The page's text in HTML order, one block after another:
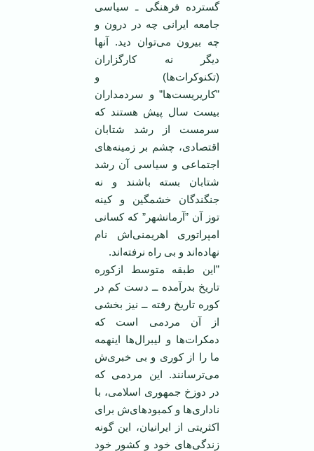
گسترده فرهنگی ـ سیاسی
جامعه ایرانی چه در درون و
چه بیرون می‌توان دید. ‏آنها
دیگر نه كارگزاران
(تكنوكرات‌ها) و
”كاریریست‌ها” و سردمداران
بیست سال پیش هستند كه
سرمست از ‏رشد شتابان
اقتصادی، چشم بر زمینه‌های
اجتماعی و سیاسی آن رشد
شتابان بسته باشند و نه
جنگندگان ‏خشمگین و كینه
توز آن ”آرمانشهر” كه كسانی
امپراتوری اهریمنی‌اش نام
نهاده‌اند و بی راه نرفته‌اند.
”این طبقه متوسط ازكوره
تاریخ بدرآمده ــ دست كم در
كوره تاریخ رفته ــ نیز بخشی
از آن مردمی است كه
‏دمكرات‌ها و لیبرال‌ها اینهمه
ما را از كوری و بی خبری‌ش
می‌ترسانند. این مردمی كه
در دوزخ جمهوری ‏اسلامی، با
ناداری‌ها و كمبودهای‌ش برای
اكثریتی از ایرانیان، این گونه
زندگی‌های خود و كشور خود